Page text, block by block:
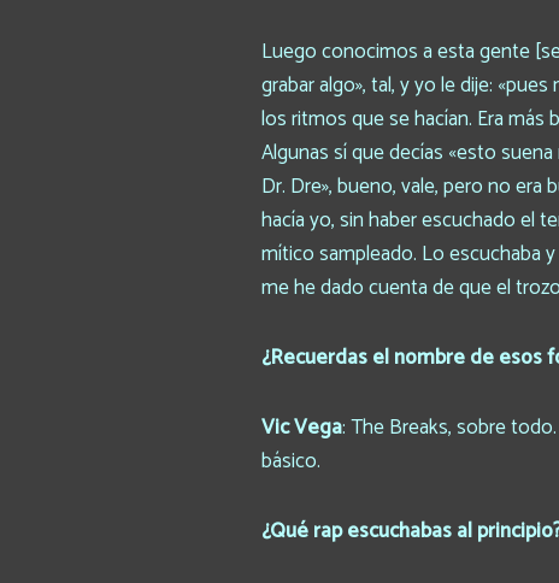
Luego conocimos a esta gente
grabar algo», tal, y yo le dije:
los ritmos que se hacían. Era más
Algunas sí que decías «esto
Dr. Dre», bueno, vale, pero no
hacía yo, sin haber escuchado el
mítico sampleado. Lo escuchaba
me he dado cuenta de que el
¿Recuerdas el nombre de esos
Vic Vega: The Breaks, sobre
básico.
¿Qué rap escuchabas al